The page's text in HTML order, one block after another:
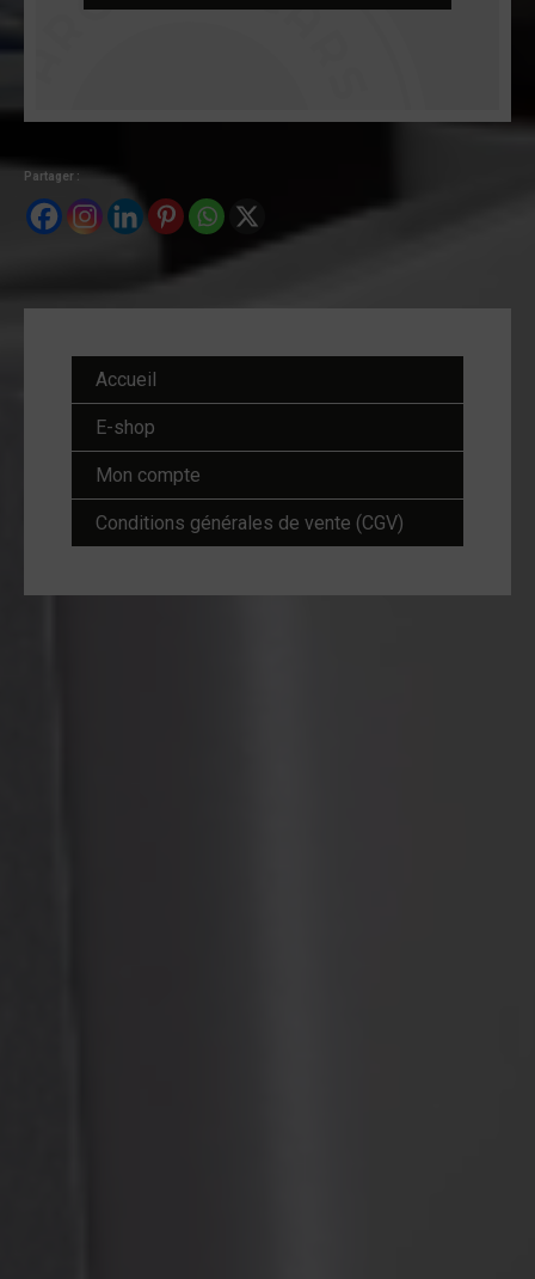
Partager :
Accueil
E-shop
Mon compte
Conditions générales de vente (CGV)